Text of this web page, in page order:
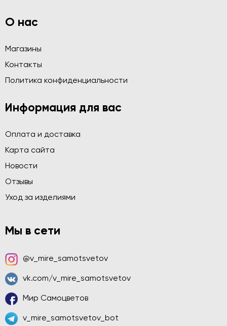
О нас
Магазины
Контакты
Политика конфиденциальности
Информация для вас
Оплата и доставка
Карта сайта
Новости
Отзывы
Уход за изделиями
Мы в сети
@v_mire_samotsvetov
vk.com/v_mire_samotsvetov
Мир Самоцветов
v_mire_samotsvetov_bot